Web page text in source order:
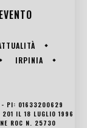
IRPINIA
- PI: 01633200629
201 IL 18 LUGLIO 1996
ROC N. 25730